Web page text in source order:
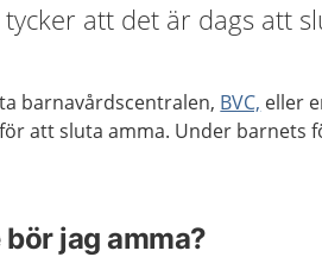
att det är dags att
barnavårdscentralen, BVC, eller
att sluta amma. Under barnets
jag amma?